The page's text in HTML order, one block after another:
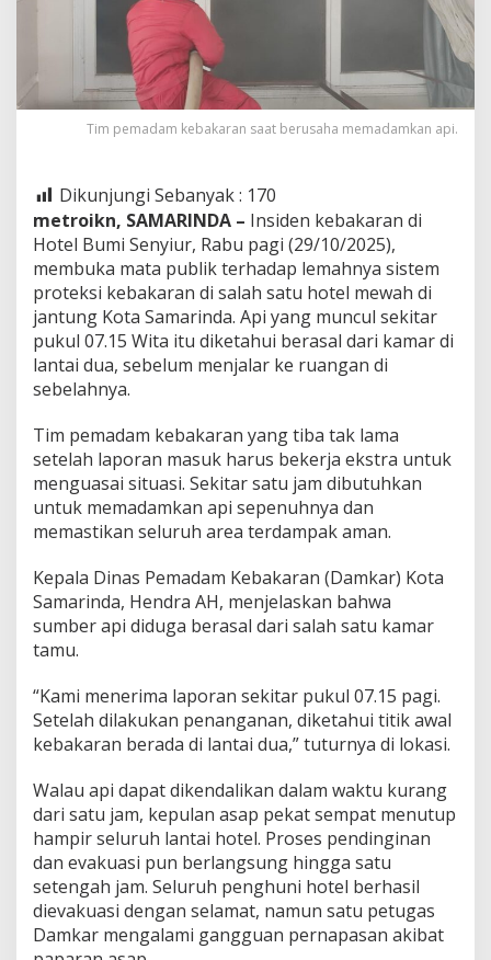
Tim pemadam kebakaran saat berusaha memadamkan api.
Dikunjungi Sebanyak : 170
metroikn, SAMARINDA – Insiden kebakaran di
Hotel Bumi Senyiur, Rabu pagi (29/10/2025),
membuka mata publik terhadap lemahnya sistem
proteksi kebakaran di salah satu hotel mewah di
jantung Kota Samarinda. Api yang muncul sekitar
pukul 07.15 Wita itu diketahui berasal dari kamar di
lantai dua, sebelum menjalar ke ruangan di
sebelahnya.
Tim pemadam kebakaran yang tiba tak lama
setelah laporan masuk harus bekerja ekstra untuk
menguasai situasi. Sekitar satu jam dibutuhkan
untuk memadamkan api sepenuhnya dan
memastikan seluruh area terdampak aman.
Kepala Dinas Pemadam Kebakaran (Damkar) Kota
Samarinda, Hendra AH, menjelaskan bahwa
sumber api diduga berasal dari salah satu kamar
tamu.
“Kami menerima laporan sekitar pukul 07.15 pagi.
Setelah dilakukan penanganan, diketahui titik awal
kebakaran berada di lantai dua,” tuturnya di lokasi.
Walau api dapat dikendalikan dalam waktu kurang
dari satu jam, kepulan asap pekat sempat menutup
hampir seluruh lantai hotel. Proses pendinginan
dan evakuasi pun berlangsung hingga satu
setengah jam. Seluruh penghuni hotel berhasil
dievakuasi dengan selamat, namun satu petugas
Damkar mengalami gangguan pernapasan akibat